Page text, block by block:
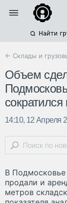
Найти
← Склады и
Объем
14:10, 12 Апреля
В Подмосковье
продали и
метров